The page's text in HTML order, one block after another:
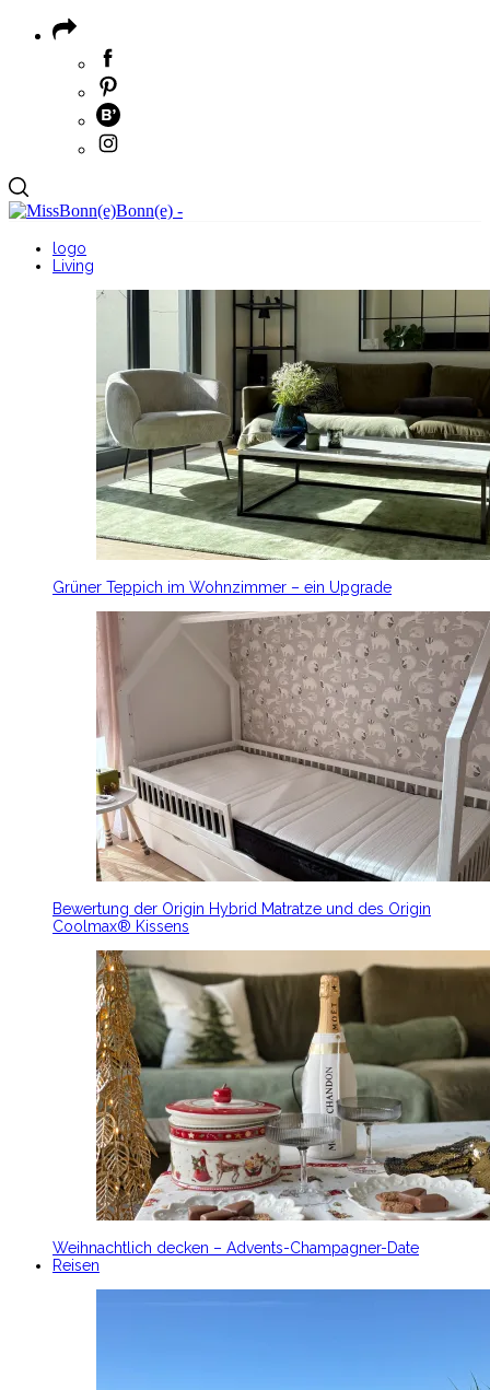
logo
Living
Grüner Teppich im Wohnzimmer – ein Upgrade
Bewertung der Origin Hybrid Matratze und des Origin
Coolmax® Kissens
Weihnachtlich decken – Advents-Champagner-Date
Reisen